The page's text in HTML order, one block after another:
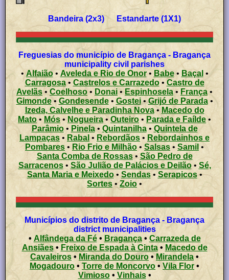
Bandeira (2x3) Estandarte (1X1)
Freguesias do município de Bragança - Bragança
municipality civil parishes
•Alfaião• Aveleda e Rio de Onor• Babe• Baçal •
Carragosa• Castrelos e Carrazedo• Castro de
Avelãs • Coelhoso • Donai • Espinhosela • França •
Gimonde•Gondesende• Gostei•Grijó de Parada•
Izeda, Calvelhe e Paradinha Nova• Macedo do
Mato • Mós • Nogueira • Outeiro • Parada e Faílde•
Parâmio• Pinela• Quintanilha• Quintela de
Lampaças • Rabal • Rebordãos • Rebordainhos e
Pombares • Rio Frio e Milhão • Salsas • Samil •
Santa Comba de Rossas•São Pedro de
Sarracenos• São Julião de Palácios e Deilão•Sé,
Santa Maria e Meixedo•Sendas• Serapicos•
Sortes •Zoio •
Municípios do distrito de Bragança - Bragança
district municipalities
• Alfândega da Fé• Bragança• Carrazeda de
Ansiães• Freixo de Espada à Cinta• Macedo de
Cavaleiros • Miranda do Douro •Mirandela •
Mogadouro • Torre de Moncorvo •Vila Flor •
Vimioso• Vinhais•